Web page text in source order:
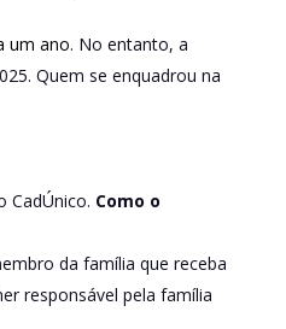
um ano. No entanto, a
Quem se enquadrou na
CadÚnico. Como o
da família que receba
responsável pela família